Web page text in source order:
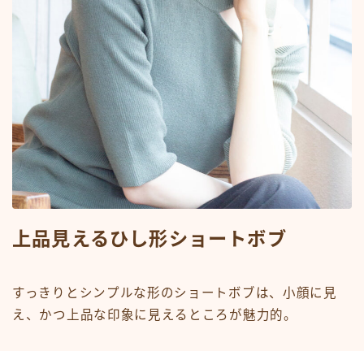
上品見えるひし形ショートボブ
すっきりとシンプルな形のショートボブは、小顔に見
え、かつ上品な印象に見えるところが魅力的。